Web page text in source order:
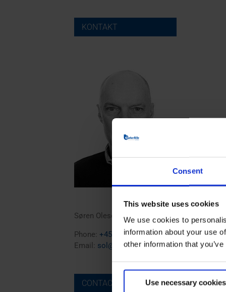
Consent
This website uses cookies
We use cookies to
information about your use
other information that
Use necessary
KONTAKT
Søren Olesen
Phone: +45 40 28 44 86
Email: sol@barkerbille.com
CONTACT US